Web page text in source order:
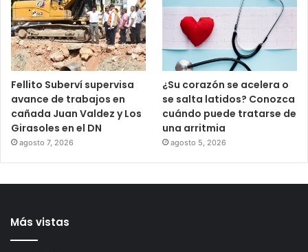
Fellito Suberví supervisa
avance de trabajos en
cañada Juan Valdez y Los
Girasoles en el DN
agosto 7, 2026
¿Su corazón se acelera o
se salta latidos? Conozca
cuándo puede tratarse de
una arritmia
agosto 5, 2026
Más vistas